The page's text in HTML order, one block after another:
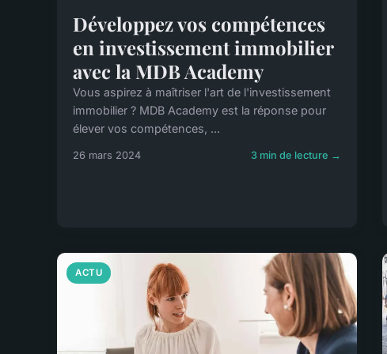
Développez vos compétences
en investissement immobilier
avec la MDB Academy
Vous aspirez à maîtriser l'art de l'investissement
immobilier ? MDB Academy est la réponse pour
élever vos compétences, ...
26 mars 2024 3 min de lecture →
ACTU